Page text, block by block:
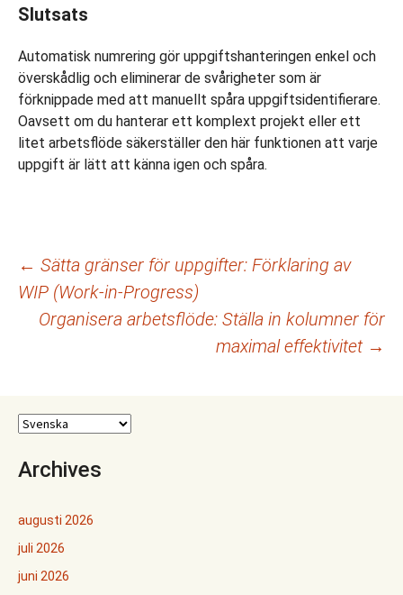
Slutsats
Automatisk numrering gör uppgiftshanteringen enkel och
överskådlig och eliminerar de svårigheter som är
förknippade med att manuellt spåra uppgiftsidentifierare.
Oavsett om du hanterar ett komplext projekt eller ett
litet arbetsflöde säkerställer den här funktionen att varje
uppgift är lätt att känna igen och spåra.
Inläggsnavigering
← Sätta gränser för uppgifter: Förklaring av
WIP (Work-in-Progress)
Organisera arbetsflöde: Ställa in kolumner för
maximal effektivitet →
Archives
augusti 2026
juli 2026
juni 2026